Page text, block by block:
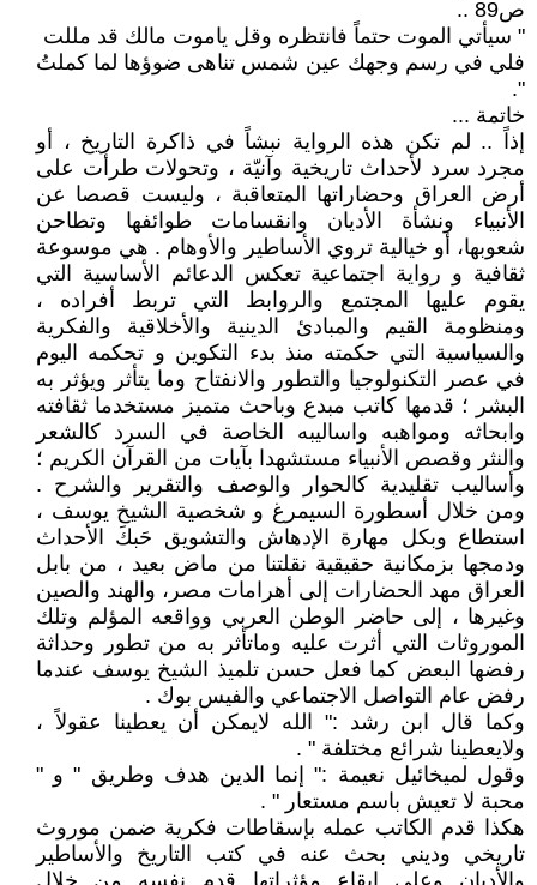
ص89 ..
" سيأتي الموت حتماً فانتظره وقل ياموت مالك قد مللت
فلي في رسم وجهك عين شمس تناهى ضوؤها لما كملتُ
".
خاتمة ...
إذاً .. لم تكن هذه الرواية نبشاً في ذاكرة التاريخ ، أو
مجرد سرد لأحداث تاريخية وآنيّة ، وتحولات طرأت على
أرض العراق وحضاراتها المتعاقبة ، وليست قصصا عن
الأنبياء ونشأة الأديان وانقسامات طوائفها وتطاحن
شعوبها، أو خيالية تروي الأساطير والأوهام . هي موسوعة
ثقافية و رواية اجتماعية تعكس الدعائم الأساسية التي
يقوم عليها المجتمع والروابط التي تربط أفراده ،
ومنظومة القيم والمبادئ الدينية والأخلاقية والفكرية
والسياسية التي حكمته منذ بدء التكوين و تحكمه اليوم
في عصر التكنولوجيا والتطور والانفتاح وما يتأثر ويؤثر به
البشر ؛ قدمها كاتب مبدع وباحث متميز مستخدما ثقافته
وابحاثه ومواهبه واساليبه الخاصة في السرد كالشعر
والنثر وقصص الأنبياء مستشهدا بآيات من القرآن الكريم ؛
وأساليب تقليدية كالحوار والوصف والتقرير والشرح .
ومن خلال أسطورة السيمرغ و شخصية الشيخ يوسف ،
استطاع وبكل مهارة الإدهاش والتشويق حَبكَ الأحداث
ودمجها بزمكانية حقيقية نقلتنا من ماض بعيد ، من بابل
العراق مهد الحضارات إلى أهرامات مصر، والهند والصين
وغيرها ، إلى حاضر الوطن العربي وواقعه المؤلم وتلك
الموروثات التي أثرت عليه وماتأثر به من تطور وحداثة
رفضها البعض كما فعل حسن تلميذ الشيخ يوسف عندما
رفض عام التواصل الاجتماعي والفيس بوك .
وكما قال ابن رشد :" الله لايمكن أن يعطينا عقولاً ،
ولايعطينا شرائع مختلفة " .
وقول لميخائيل نعيمة :" إنما الدين هدف وطريق " و "
محبة لا تعيش باسم مستعار " .
هكذا قدم الكاتب عمله بإسقاطات فكرية ضمن موروث
تاريخي وديني بحث عنه في كتب التاريخ والأساطير